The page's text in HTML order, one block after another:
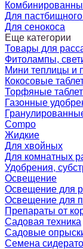
Для
Для сенокоса
Еще категории
Товары для
Фитолампы,
Мини теплицы и
Кокосовые
Торфяные
Газонные
Compo
Жидкие
Для хвойных
Для комнатных
Удобрения,
Освещение
Освещение для
Освещение для
Препараты от
Садовая техника
Садовые
Семена